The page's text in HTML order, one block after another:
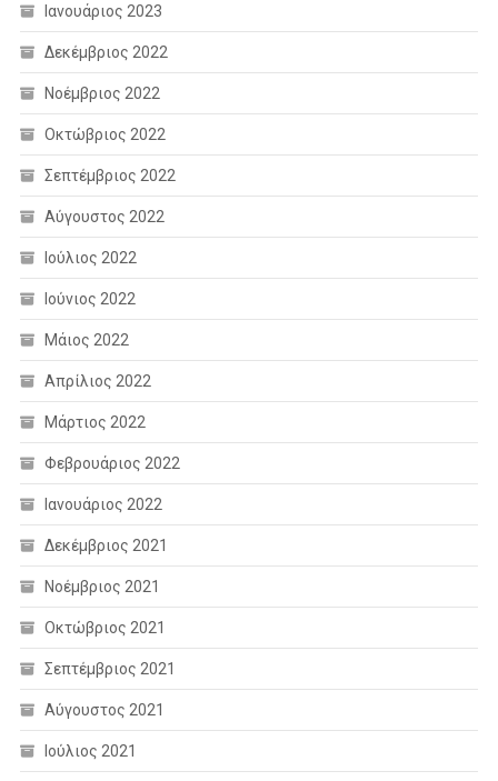
Ιανουάριος 2023
Δεκέμβριος 2022
Νοέμβριος 2022
Οκτώβριος 2022
Σεπτέμβριος 2022
Αύγουστος 2022
Ιούλιος 2022
Ιούνιος 2022
Μάιος 2022
Απρίλιος 2022
Μάρτιος 2022
Φεβρουάριος 2022
Ιανουάριος 2022
Δεκέμβριος 2021
Νοέμβριος 2021
Οκτώβριος 2021
Σεπτέμβριος 2021
Αύγουστος 2021
Ιούλιος 2021